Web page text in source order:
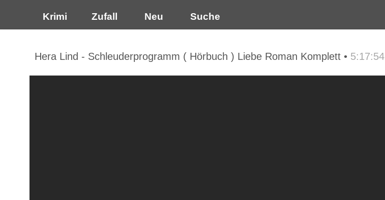
Krimi Zufall Neu Suche
Hera Lind - Schleuderprogramm ( Hörbuch ) Liebe Roman Komplett • 5:17:54